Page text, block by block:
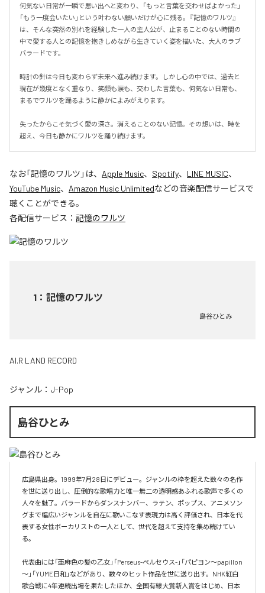
何気ない日常が一瞬で思い出へと変わり、「もっと言葉を交わせばよかった」
「もう一度会いたい」という叶わない願いだけが心に残る。『記憶のワルツ』
は、そんな突然の別れを経験した一人の主人公が、止まることのない時間の
中で愛する人との記憶を抱きしめながら生きていく姿を描いた、大人のラブ
バラードです。
時計の針は今日も変わらず未来へ進み続けます。しかし心の中では、過去と
現在が幾度となく重なり、笑顔も涙も、交わした言葉も、何気ない日常も、
まるでワルツを踊るように静かによみがえります。
失ったからこそ気づく愛の深さ。消えることのない記憶。その想いは、時を
超え、今日も静かにワルツを踊り続けます。
なお「記憶のワルツ 」は、 Apple Music、 Spotify、 LINE MUSIC、
YouTube Music、 Amazon Music Unlimitedなどの音楽配信サービスで
聴くことができる。
各配信サービス： 記憶のワルツ
1 ： 記憶のワルツ
島谷ひとみ
AI.R LAND RECORD
ジャンル： J-Pop
島谷ひとみ
広島県出身。1999年7月28日にデビュー。ジャンルの枠を超えた数々の名作
を世に送り出し、圧倒的な歌唱力と唯一無二の透明感あふれる歌声で多くの
人々を魅了。バラードからダンスナンバー、ラテン、ポップス、アニメソン
グまで幅広いジャンルを自在に歌いこなす表現力は高く評価され、日本を代
表する女性ボーカリストの一人として、世代を超えて支持を集め続けてい
る。
代表曲には「亜麻色の髪の乙女」「Perseus-ペルセウス-」「パピヨン～papillon
～」「YUME日和」などがあり、数々のヒット作品を世に送り出す。NHK紅白
歌合戦に4年連続出場を果たしたほか、全国有線大賞新人賞をはじめ、日本